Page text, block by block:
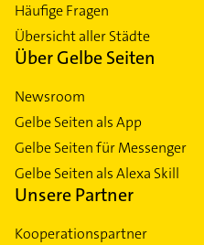
Häufige Fragen
Übersicht aller Städte
Über Gelbe Seiten
Newsroom
Gelbe Seiten als App
Gelbe Seiten für Messenger
Gelbe Seiten als Alexa Skill
Unsere Partner
Kooperationspartner